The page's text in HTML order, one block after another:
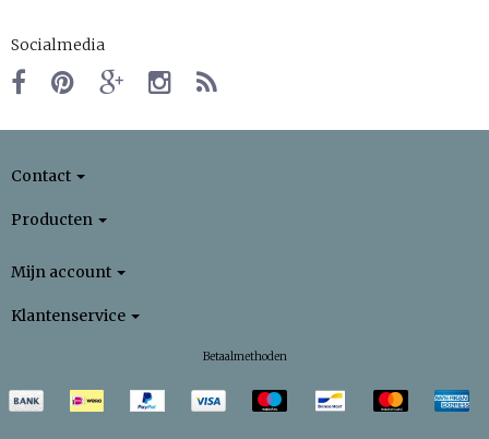
Socialmedia
Contact
Producten
Mijn account
Klantenservice
Betaalmethoden